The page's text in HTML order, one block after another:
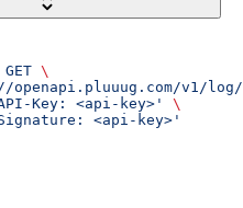
GET \
v1/log/
Key: <api-key>'
\
<api-key>'